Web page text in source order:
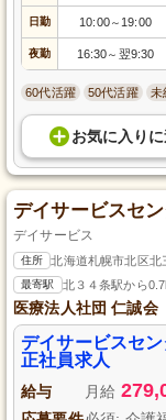
日勤 10:00～ 19:00
夜勤 16:30～ 翌9:30
60代活躍 50代活躍 未
お気に入り に
デイサービスセ
デイサービス
住所 北海道札幌市北区
最寄駅 北３４条駅から
医療法人社団 仁誠会
デイサービスセ
正社員求人
給与 月給